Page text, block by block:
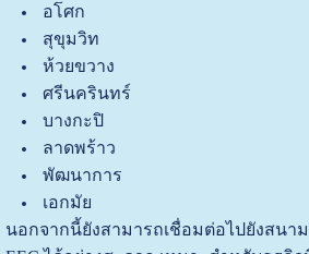
อโศก
สุขุมวิท
ห้วยขวาง
ศรีนครินทร์
บางกะปิ
ลาดพร้าว
พัฒนาการ
เอกมัย
นอกจากนี้ยังสามารถเชื่อมต่อไปยังสน